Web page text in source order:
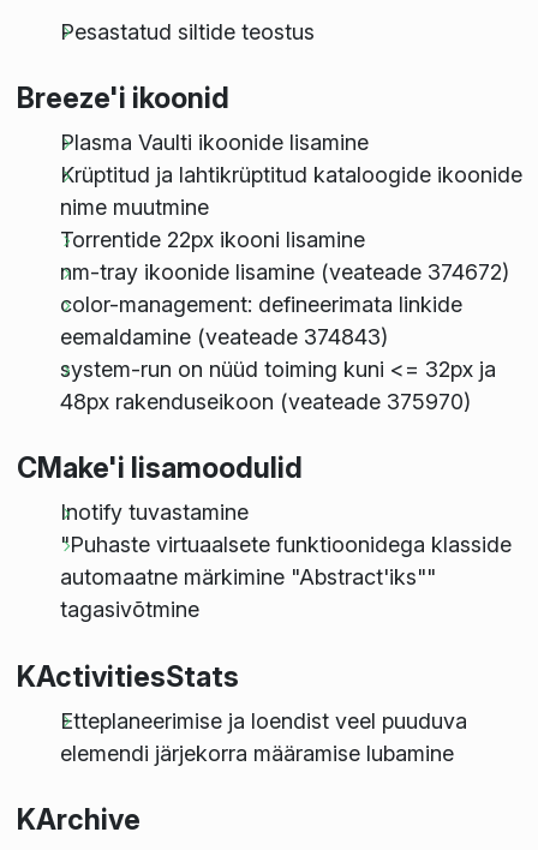
Pesastatud siltide teostus
Breeze'i ikoonid
Plasma Vaulti ikoonide lisamine
Krüptitud ja lahtikrüptitud kataloogide ikoonide
nime muutmine
Torrentide 22px ikooni lisamine
nm-tray ikoonide lisamine (veateade 374672)
color-management: defineerimata linkide
eemaldamine (veateade 374843)
system-run on nüüd toiming kuni <= 32px ja
48px rakenduseikoon (veateade 375970)
CMake'i lisamoodulid
Inotify tuvastamine
"Puhaste virtuaalsete funktioonidega klasside
automaatne märkimine "Abstract'iks""
tagasivõtmine
KActivitiesStats
Etteplaneerimise ja loendist veel puuduva
elemendi järjekorra määramise lubamine
KArchive